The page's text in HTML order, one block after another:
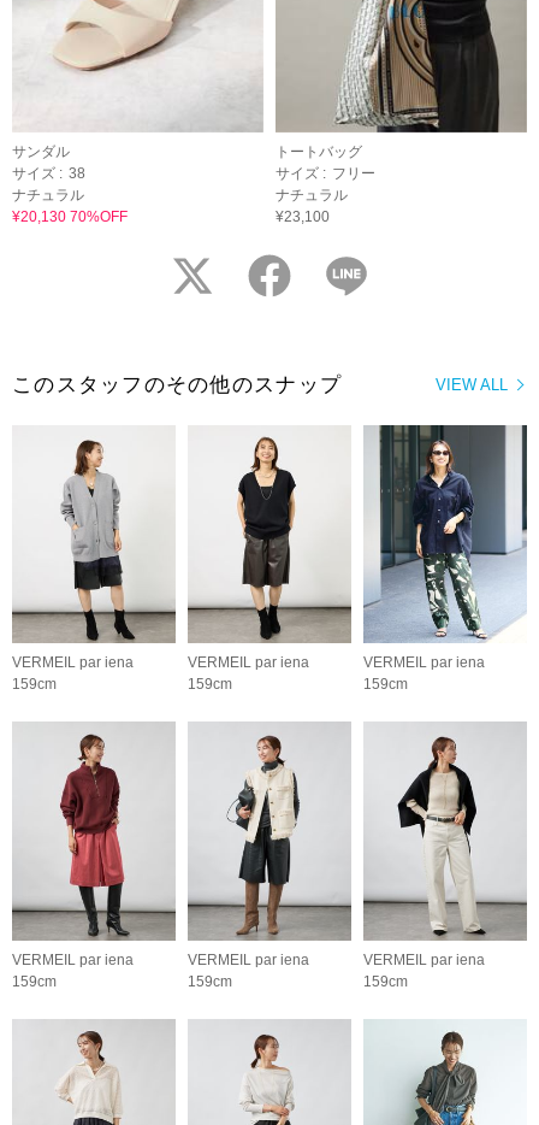
サンダル
サイズ : 38
ナチュラル
¥20,130 70%OFF
トートバッグ
サイズ : フリー
ナチュラル
¥23,100
twitter facebook
VIEW ALL
このスタッフのその他のスナップ
VERMEIL par iena
159cm
VERMEIL par iena
159cm
VERMEIL par iena
159cm
VERMEIL par iena
159cm
VERMEIL par iena
159cm
VERMEIL par iena
159cm